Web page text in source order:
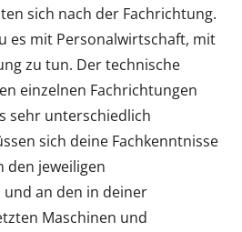
sich nach der Fachrichtung.
es mit Personalwirtschaft, mit
zu tun. Der technische
einzelnen Fachrichtungen
sehr unterschiedlich
sich deine Fachkenntnisse
den jeweiligen
an den in deiner
Maschinen und